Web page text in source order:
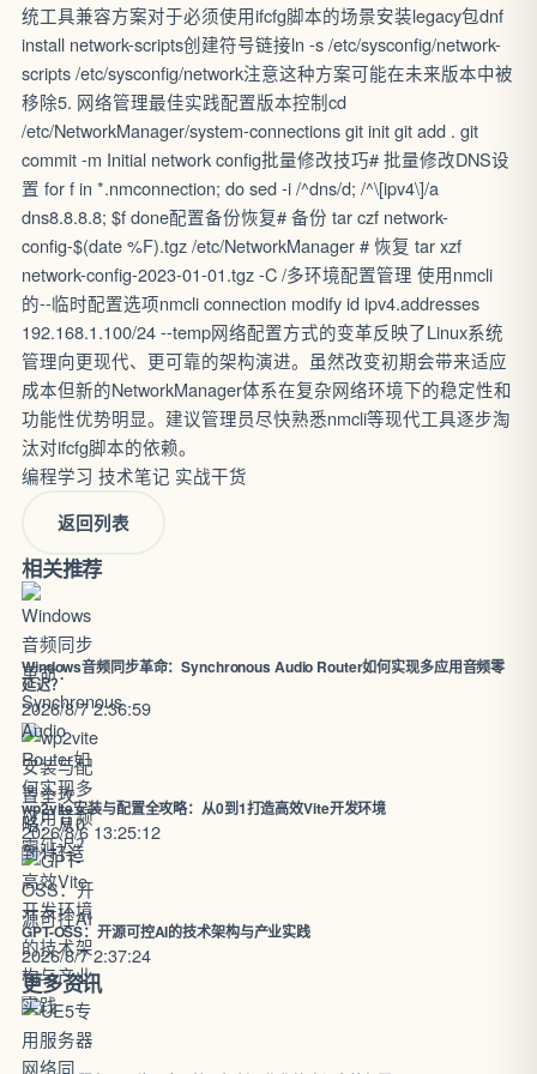
统工具兼容方案对于必须使用ifcfg脚本的场景安装legacy包dnf
install network-scripts创建符号链接ln -s /etc/sysconfig/network-
scripts /etc/sysconfig/network注意这种方案可能在未来版本中被
移除5. 网络管理最佳实践配置版本控制cd
/etc/NetworkManager/system-connections git init git add . git
commit -m Initial network config批量修改技巧# 批量修改DNS设
置 for f in *.nmconnection; do sed -i /^dns/d; /^\[ipv4\]/a
dns8.8.8.8; $f done配置备份恢复# 备份 tar czf network-
config-$(date %F).tgz /etc/NetworkManager # 恢复 tar xzf
network-config-2023-01-01.tgz -C /多环境配置管理 使用nmcli
的--临时配置选项nmcli connection modify id ipv4.addresses
192.168.1.100/24 --temp网络配置方式的变革反映了Linux系统
管理向更现代、更可靠的架构演进。虽然改变初期会带来适应
成本但新的NetworkManager体系在复杂网络环境下的稳定性和
功能性优势明显。建议管理员尽快熟悉nmcli等现代工具逐步淘
汰对ifcfg脚本的依赖。
编程学习 技术笔记 实战干货
返回列表
相关推荐
Windows音频同步革命：Synchronous Audio Router如何实现多应用音频零
延迟？
2026/8/7 2:36:59
wp2vite安装与配置全攻略：从0到1打造高效Vite开发环境
2026/8/6 13:25:12
GPT-OSS：开源可控AI的技术架构与产业实践
2026/8/7 2:37:24
更多资讯